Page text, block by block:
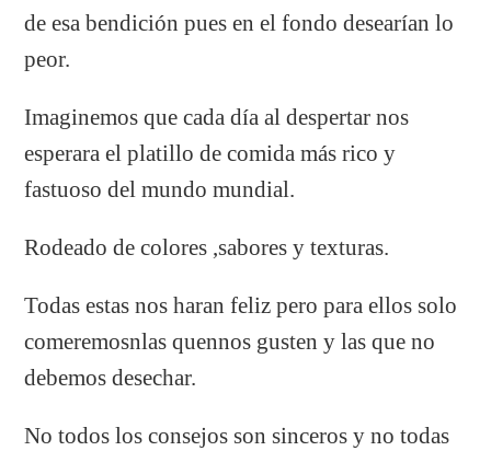
de esa bendición pues en el fondo desearían lo
peor.
Imaginemos que cada día al despertar nos
esperara el platillo de comida más rico y
fastuoso del mundo mundial.
Rodeado de colores ,sabores y texturas.
Todas estas nos haran feliz pero para ellos solo
comeremosnlas quennos gusten y las que no
debemos desechar.
No todos los consejos son sinceros y no todas